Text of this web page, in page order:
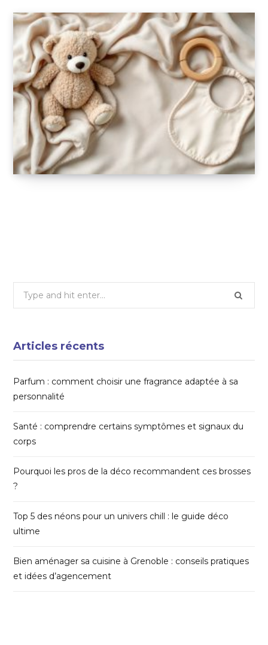
Search
Articles récents
Parfum : comment choisir une fragrance adaptée à sa
personnalité
Santé : comprendre certains symptômes et signaux du
corps
Pourquoi les pros de la déco recommandent ces brosses
?
Top 5 des néons pour un univers chill : le guide déco
ultime
Bien aménager sa cuisine à Grenoble : conseils pratiques
et idées d’agencement